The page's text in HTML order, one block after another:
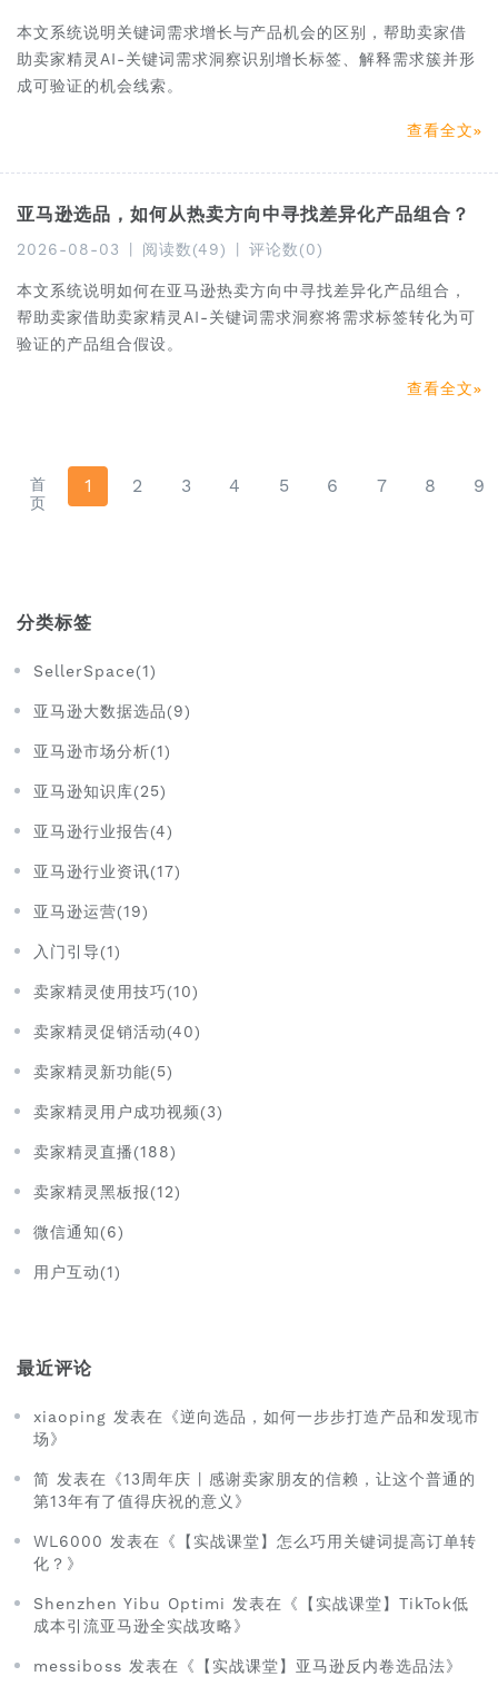
本文系统说明关键词需求增长与产品机会的区别，帮助卖家借
助卖家精灵AI-关键词需求洞察识别增长标签、解释需求簇并形
成可验证的机会线索。
查看全文
亚马逊选品，如何从热卖方向中寻找差异化产品组合？
2026-08-03 阅读数(49) 评论数(0)
本文系统说明如何在亚马逊热卖方向中寻找差异化产品组合，
帮助卖家借助卖家精灵AI-关键词需求洞察将需求标签转化为可
验证的产品组合假设。
查看全文
首
页
1 2 3 4 5 6 7 8 9
分类标签
SellerSpace(1)
亚马逊大数据选品(9)
亚马逊市场分析(1)
亚马逊知识库(25)
亚马逊行业报告(4)
亚马逊行业资讯(17)
亚马逊运营(19)
入门引导(1)
卖家精灵使用技巧(10)
卖家精灵促销活动(40)
卖家精灵新功能(5)
卖家精灵用户成功视频(3)
卖家精灵直播(188)
卖家精灵黑板报(12)
微信通知(6)
用户互动(1)
最近评论
xiaoping 发表在《逆向选品，如何一步步打造产品和发现市
场》
简 发表在《13周年庆 | 感谢卖家朋友的信赖，让这个普通的
第13年有了值得庆祝的意义》
WL6000 发表在《【实战课堂】怎么巧用关键词提高订单转
化？》
Shenzhen Yibu Optimi 发表在《【实战课堂】TikTok低
成本引流亚马逊全实战攻略》
messiboss 发表在《【实战课堂】亚马逊反内卷选品法》